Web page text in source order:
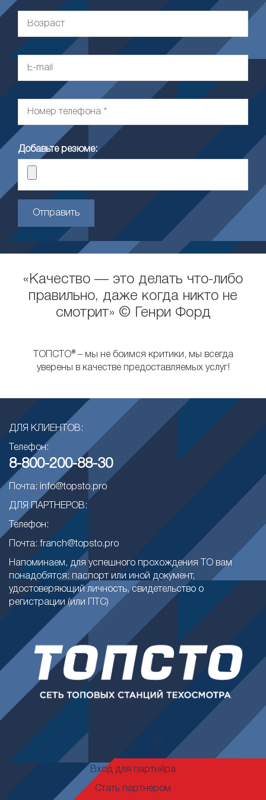
Добавьте резюме:
Отправить
«Качество — это делать что-либо
правильно, даже когда никто не
смотрит» © Генри Форд
ТОПСТО® – мы не боимся критики, мы всегда
уверены в качестве предоставляемых услуг!
ДЛЯ КЛИЕНТОВ:
Телефон:
8-800-200-88-30
Почта: info@topsto.pro
ДЛЯ ПАРТНЕРОВ:
Телефон:
Почта: franch@topsto.pro
Напоминаем, для успешного прохождения ТО вам
понадобятся: паспорт или иной документ,
удостоверяющий личность, свидетельство о
регистрации (или ПТС)
Вход для партнёра
Стать партнером